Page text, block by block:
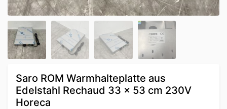
Saro ROM Warmhalteplatte aus
Edelstahl Rechaud 33 x 53 cm 230V
Horeca